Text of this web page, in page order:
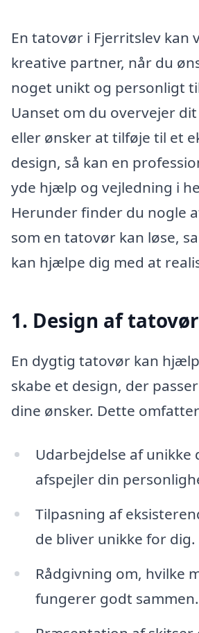
En tatovør i Fjerritslev kan
kreative partner, når du
noget unikt og personligt
Uanset om du overvejer
eller ønsker at tilføje til et
design, så kan en
yde hjælp og vejledning i
Herunder finder du nogle
som en tatovør kan løse,
kan hjælpe dig med at
1. Design af
En dygtig tatovør kan
skabe et design, der
dine ønsker. Dette
Udarbejdelse af unikke
afspejler din
Tilpasning af
de bliver unikke for dig.
Rådgivning om, hvilke
fungerer godt sammen.